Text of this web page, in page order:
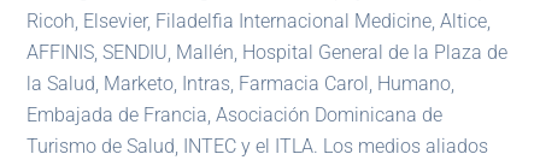
Ricoh, Elsevier, Filadelfia Internacional Medicine, Altice,
AFFINIS, SENDIU, Mallén, Hospital General de la Plaza de
la Salud, Marketo, Intras, Farmacia Carol, Humano,
Embajada de Francia, Asociación Dominicana de
Turismo de Salud, INTEC y el ITLA. Los medios aliados